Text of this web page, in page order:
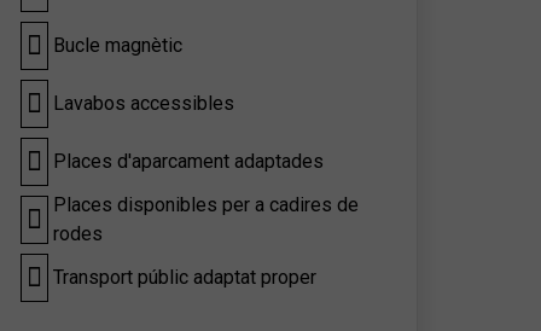
Bucle magnètic
Lavabos accessibles
Places d'aparcament adaptades
Places disponibles per a cadires de
rodes
Transport públic adaptat proper